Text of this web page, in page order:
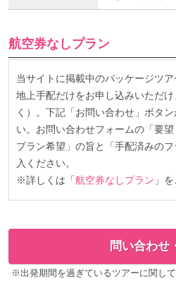
航空券なしプラン
当サイトに掲載中のパッケージツ
地上手配だけをお申し込みいただ
く）。下記「お問い合わせ」ボタ
い。お問い合わせフォームの「要
プラン希望」の旨と「手配済みの
入ください。
※詳しくは「 航空券なしプラン 」
問い合わせ
※出発期間を過ぎているツアーに関し